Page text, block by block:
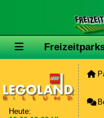
Heute: